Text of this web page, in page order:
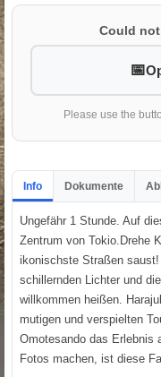
Could
Please use the
Info Dokumente
Ungefähr 1 Stunde. Auf
Zentrum von Tokio.Drehe
ikonischste Straßen
schillernden Lichter und
willkommen heißen.
mutigen und verspielten
Omotesando das Erlebnis
Fotos machen, ist diese